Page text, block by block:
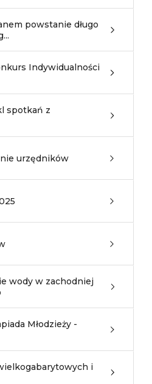
powstanie długo
Indywidualności
spotkań z
urzędników
wody w zachodniej
Młodzieży -
i